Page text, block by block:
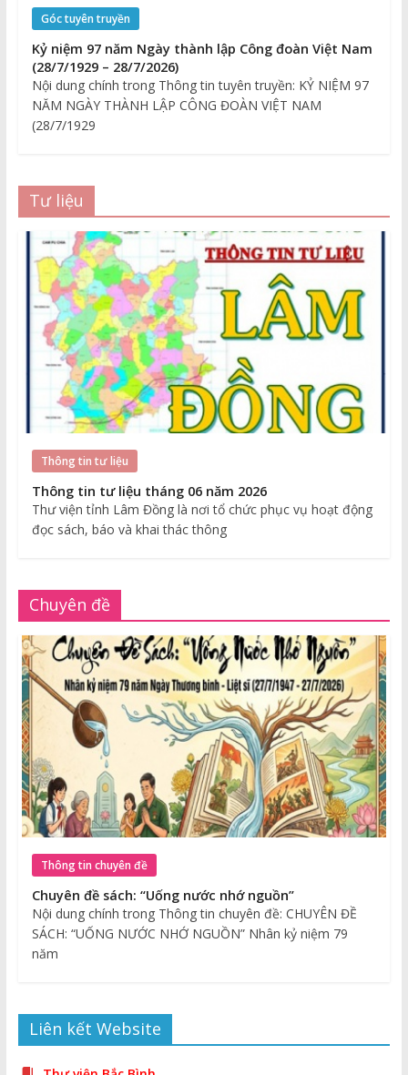
Góc tuyên truyền
Kỷ niệm 97 năm Ngày thành lập Công đoàn Việt Nam
(28/7/1929 – 28/7/2026)
Nội dung chính trong Thông tin tuyên truyền: KỶ NIỆM 97
NĂM NGÀY THÀNH LẬP CÔNG ĐOÀN VIỆT NAM
(28/7/1929
Tư liệu
Thông tin tư liệu
Thông tin tư liệu tháng 06 năm 2026
Thư viện tỉnh Lâm Đồng là nơi tổ chức phục vụ hoạt động
đọc sách, báo và khai thác thông
Chuyên đề
Thông tin chuyên đề
Chuyên đề sách: “Uống nước nhớ nguồn”
Nội dung chính trong Thông tin chuyên đề: CHUYÊN ĐỀ
SÁCH: “UỐNG NƯỚC NHỚ NGUỒN” Nhân kỷ niệm 79
năm
Liên kết Website